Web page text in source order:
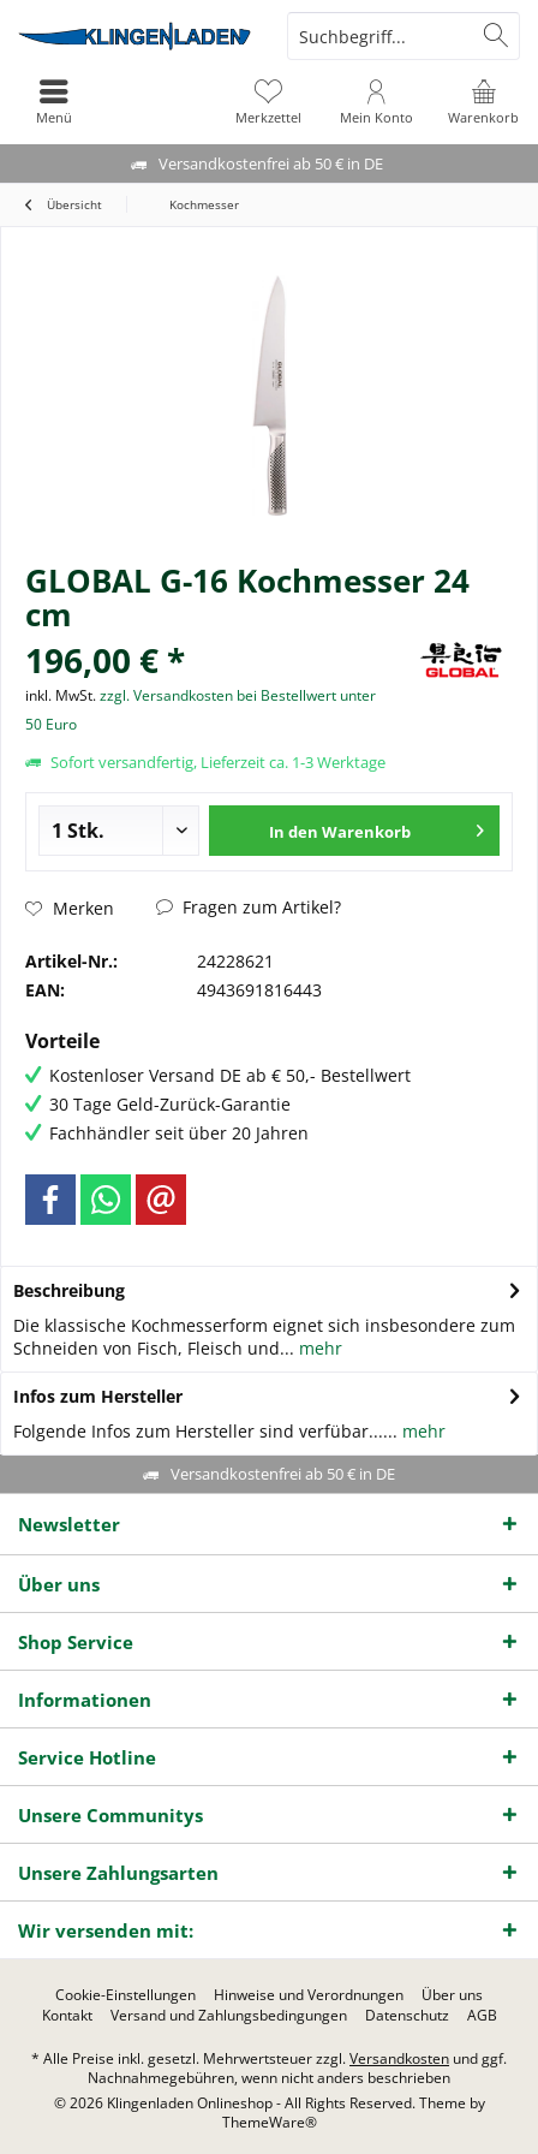
Versandkostenfrei ab 50 € in DE
Warenkorb
Merkzettel Mein Konto
Menü
Übersicht Kochmesser
GLOBAL G-16 Kochmesser 24
cm
196,00 € *
inkl. MwSt.zzgl. Versandkosten bei Bestellwert unter
50 Euro
Sofort versandfertig, Lieferzeit ca. 1-3 Werktage
In den Warenkorb
Merken Fragen zum Artikel?
Artikel-Nr.:
24228621
EAN:
4943691816443
Vorteile
Kostenloser Versand DE ab € 50,- Bestellwert
30 Tage Geld-Zurück-Garantie
Fachhändler seit über 20 Jahren
Beschreibung
Die klassische Kochmesserform eignet sich insbesondere zum
Schneiden von Fisch, Fleisch und... mehr
Infos zum Hersteller
Folgende Infos zum Hersteller sind verfübar...... mehr
Versandkostenfrei ab 50 € in DE
Newsletter
Über uns
Shop Service
Informationen
Service Hotline
Unsere Communitys
Unsere Zahlungsarten
Wir versenden mit:
Cookie-Einstellungen Hinweise und Verordnungen
Über uns
Kontakt
Versand und Zahlungsbedingungen Datenschutz AGB
* Alle Preise inkl. gesetzl. Mehrwertsteuer zzgl.Versandkosten und ggf.
Nachnahmegebühren, wenn nicht anders beschrieben
© 2026 Klingenladen Onlineshop - All Rights Reserved. Theme by
ThemeWare®